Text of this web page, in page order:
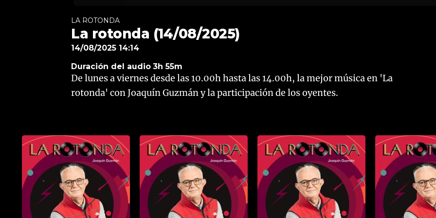
LA ROTONDA
La rotonda (14/08/2025)
14/08/2025 14:14
Duración del audio 3h 55m
De lunes a viernes desde las 10.00h hasta las 14.00h, la mejor música en 'La
rotonda' con Joaquín Guzmán y la participación de los oyentes.